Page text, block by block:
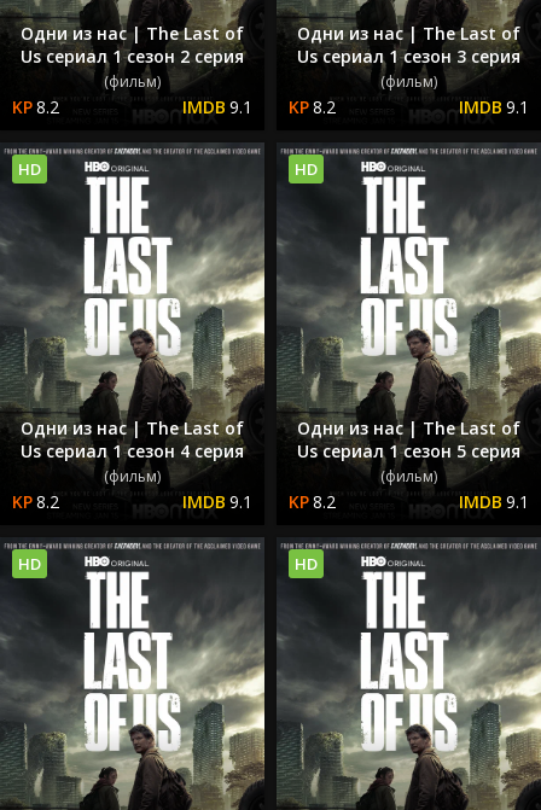
Одни из нас | The Last of
Us сериал 1 сезон 2 серия
(фильм)
8.2 9.1
Одни из нас | The Last of
Us сериал 1 сезон 3 серия
(фильм)
8.2 9.1
Одни из нас | The Last of
Us сериал 1 сезон 4 серия
(фильм)
8.2 9.1
HD
Одни из нас | The Last of
Us сериал 1 сезон 5 серия
(фильм)
8.2 9.1
HD
HD HD